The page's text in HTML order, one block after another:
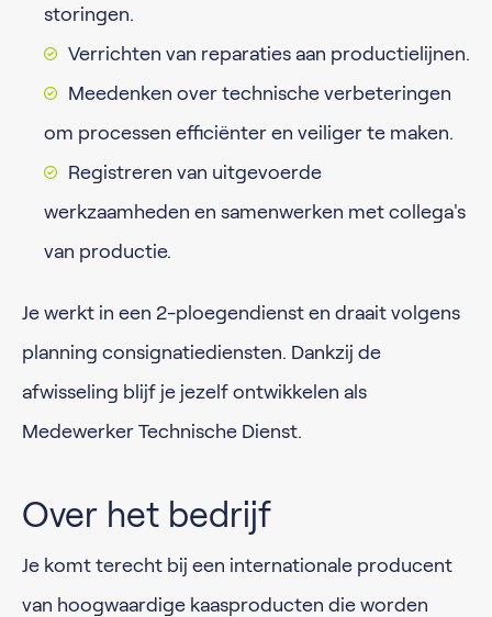
storingen.
Verrichten van reparaties aan productielijnen.
Meedenken over technische verbeteringen
om processen efficiënter en veiliger te maken.
Registreren van uitgevoerde
werkzaamheden en samenwerken met collega's
van productie.
Je werkt in een 2-ploegendienst en draait volgens
planning consignatiediensten. Dankzij de
afwisseling blijf je jezelf ontwikkelen als
Medewerker Technische Dienst.
Over het bedrijf
Je komt terecht bij een internationale producent
van hoogwaardige kaasproducten die worden